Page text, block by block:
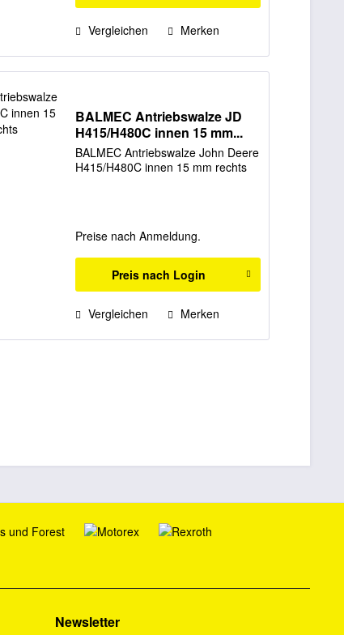
Vergleichen Merken
BALMEC Antriebswalze JD
H415/H480C innen 15 mm...
BALMEC Antriebswalze John Deere
H415/H480C innen 15 mm rechts
Preise nach Anmeldung.
Preis nach Login
Vergleichen Merken
Newsletter